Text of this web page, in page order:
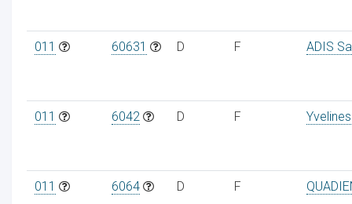
011 60631 D F ADIS
011 6042 D F
011 6064 D F